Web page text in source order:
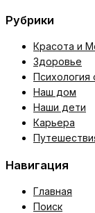
Рубрики
Красота и
Здоровье
Психология
Наш дом
Наши дети
Карьера
Навигация
Главная
Поиск